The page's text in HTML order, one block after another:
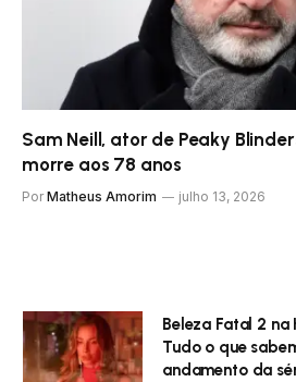
Sam Neill, ator de Peaky
morre aos 78 anos
Por Matheus Amorim julho 13, 2026
Beleza Fatal 2
Tudo o que
andamento da